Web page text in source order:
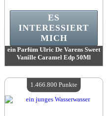
ein Parfüm Ulric De Varens Sweet
Vanille Caramel Edp 50Ml
Verfügbare Menge:4
ES
INTERESSIERT
MICH
1.466.800 Punkte